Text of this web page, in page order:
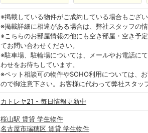
※掲載している物件がご成約している場合もござ
※掲載詳細に相違がある場合は、弊社スタッフの
※こちらのお部屋情報の他にも空き部屋・空き予
てお問い合わせください。
※駐車場、駐輪場については、メールやお電話に
わせをお待ちしています。
※ペット相談可の物件やSOHO利用については、
ので御注意下さい。お客様に代わって弊社スタッ
カトレヤ21 - 毎日情報更新中
桜山駅 賃貸 学生物件
名古屋市瑞穂区 賃貸 学生物件